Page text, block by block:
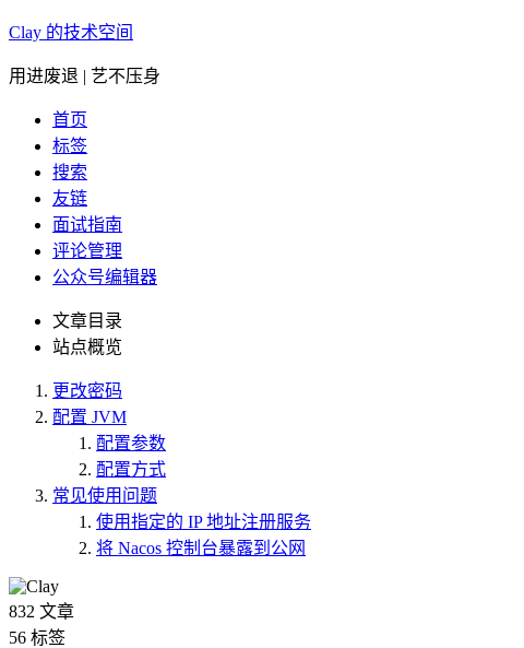
Clay 的技术空间
用进废退 | 艺不压身
首页
标签
搜索
友链
面试指南
评论管理
公众号编辑器
文章目录
站点概览
更改密码
配置 JVM
配置参数
配置方式
常见使用问题
使用指定的 IP 地址注册服务
将 Nacos 控制台暴露到公网
832 文章
56 标签